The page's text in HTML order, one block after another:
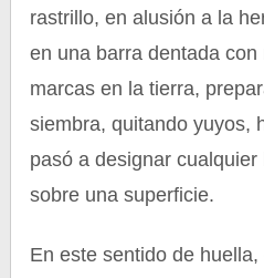
rastrillo, en alusión a la
en una barra dentada
marcas en la tierra,
siembra, quitando yuyos,
pasó a designar
sobre una superficie.
En este sentido de